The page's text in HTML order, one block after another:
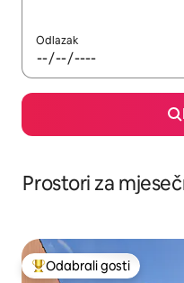
Odlazak
Prostori za
Među najviše
Odabrali gosti